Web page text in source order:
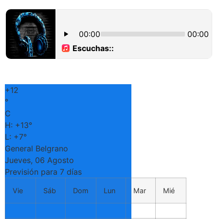
+12
°
C
H: +13°
L: +7°
General Belgrano
Jueves, 06 Agosto
Previsión para 7 días
Vie Sáb Dom Lun Mar Mié